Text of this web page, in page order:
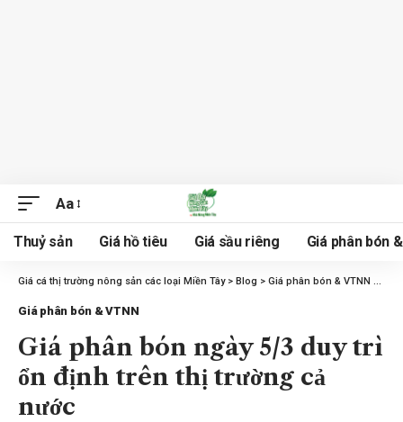
Aa
Thuỷ sản Giá hồ tiêu Giá sầu riêng Giá phân bón
Giá cá thị trường nông sản các loại Miền Tây> Blog > Giá phân bón & VTNN
Giá phân bón & VTNN
Giá phân bón ngày 5/3 duy trì
ổn định trên thị trường cả
nước